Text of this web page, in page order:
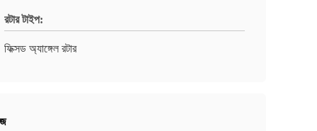
রটার টাইপ:
ফিক্সড অ্যাঙ্গেল রটার